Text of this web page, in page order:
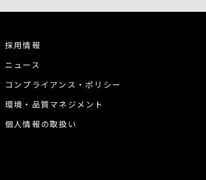
採用情報
ニュース
コンプライアンス・ポリシー
環境・品質マネジメント
個人情報の取扱い